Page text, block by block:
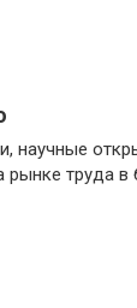
научные
рынке труда